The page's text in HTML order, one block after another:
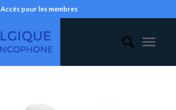
Accès pour les membres